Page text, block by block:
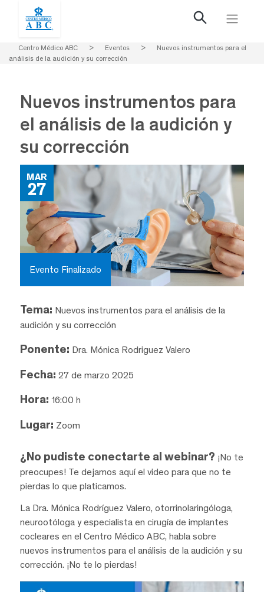
Centro Médico ABC > Eventos >
Nuevos instrumentos para el
análisis de la audición y su corrección
Nuevos instrumentos para
el análisis de la audición y
su corrección
MAR
27
Evento Finalizado
Tema: Nuevos instrumentos para el análisis de la
audición y su corrección
Ponente: Dra. Mónica Rodriguez Valero
Fecha: 27 de marzo 2025
Hora: 16:00 h
Lugar: Zoom
¿No pudiste conectarte al webinar? ¡No te
preocupes! Te dejamos aquí el video para que no te
pierdas lo que platicamos.
La Dra. Mónica Rodríguez Valero, otorrinolaringóloga,
neurootóloga y especialista en cirugía de implantes
cocleares en el Centro Médico ABC, habla sobre
nuevos instrumentos para el análisis de la audición y su
corrección. ¡No te lo pierdas!